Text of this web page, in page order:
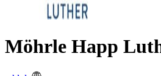
Möhrle Happ